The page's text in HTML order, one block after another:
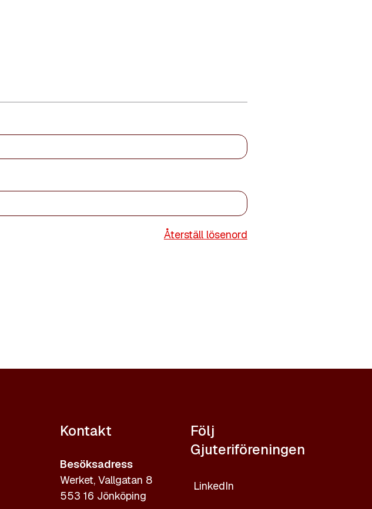
Återställ lösenord
Kontakt
Besöksadress
Werket, Vallgatan 8
553 16 Jönköping
Följ
Gjuteriföreningen
LinkedIn